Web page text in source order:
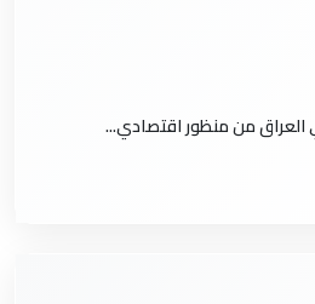
العراق من منظور اقتصادي...